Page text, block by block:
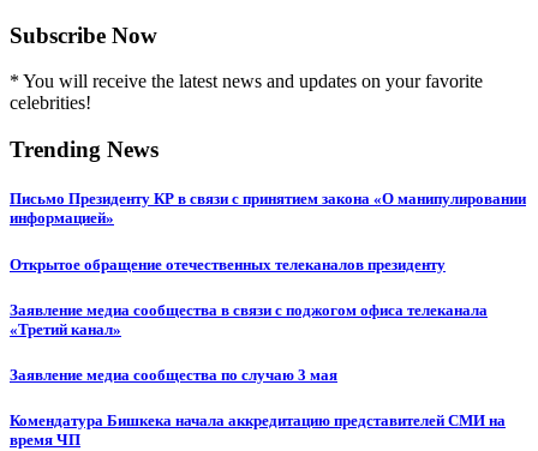
Subscribe Now
* You will receive the latest news and updates on your favorite
celebrities!
Trending News
Письмо Президенту КР в связи с принятием закона «О манипулировании
информацией»
Открытое обращение отечественных телеканалов президенту
Заявление медиа сообщества в связи с поджогом офиса телеканала
«Третий канал»
Заявление медиа сообщества по случаю 3 мая
Комендатура Бишкека начала аккредитацию представителей СМИ на
время ЧП